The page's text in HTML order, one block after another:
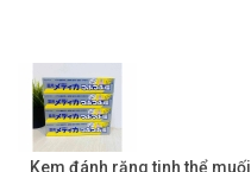
Kem đánh răng tinh thể muối